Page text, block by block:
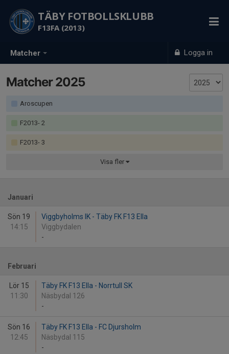
Matcher Logga in
TÄBY FOTBOLLSKLUBB
F13FA (2013)
Matcher 2025
Aroscupen
F2013- 2
F2013- 3
Visa fler
Januari
Sön 19
14:15
Viggbyholms IK - Täby FK F13 Ella
Viggbydalen
-
Februari
Lör 15
11:30
Täby FK F13 Ella - Norrtull SK
Näsbydal 126
-
Sön 16
12:45
Täby FK F13 Ella - FC Djursholm
Näsbydal 115
-